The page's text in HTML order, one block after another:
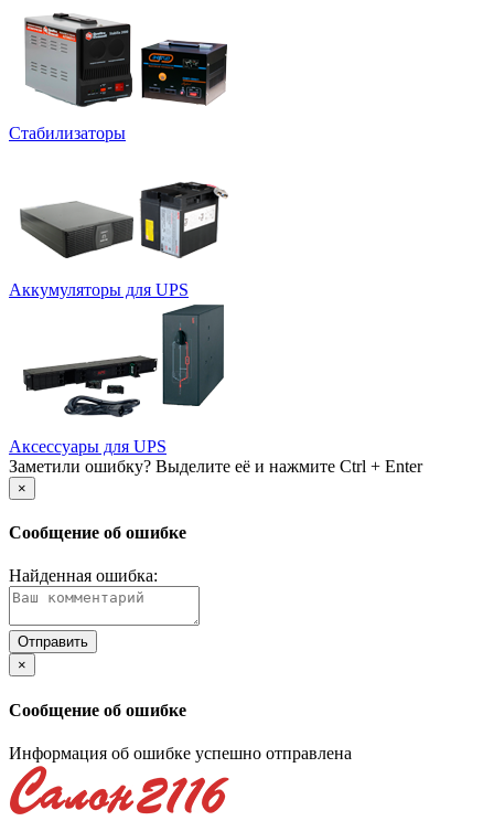
Стабилизаторы
Аккумуляторы для UPS
Аксессуары для UPS
Заметили ошибку? Выделите её и нажмите Ctrl + Enter
×
Сообщение об ошибке
Найденная ошибка:
×
Сообщение об ошибке
Информация об ошибке успешно отправлена